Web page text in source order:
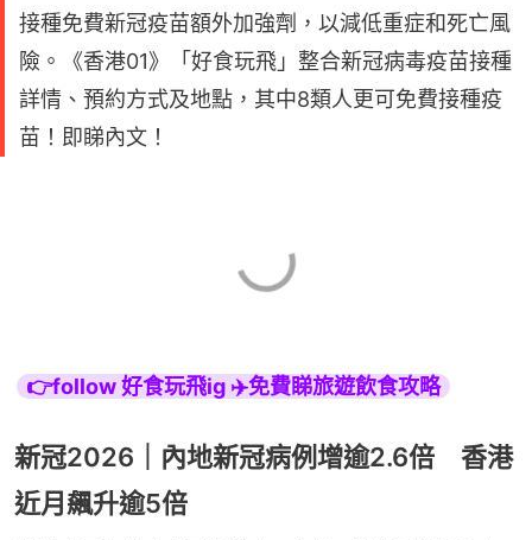
接種免費新冠疫苗額外加強劑，以減低重症和死亡風
險。《香港01》「好食玩飛」整合新冠病毒疫苗接種
詳情、預約方式及地點，其中8類人更可免費接種疫
苗！即睇內文！
👉follow 好食玩飛ig ✈️免費睇旅遊飲食攻略
新冠2026｜內地新冠病例增逾2.6倍 香港
近月飆升逾5倍